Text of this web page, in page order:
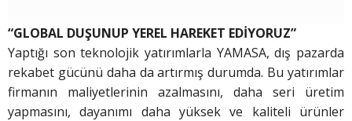
“GLOBAL DUŞUNUP YEREL HAREKET EDİYORUZ”
Yaptığı son teknolojik yatırımlarla YAMASA, dış pazarda
rekabet gücünü daha da artırmış durumda. Bu yatırımlar
firmanın maliyetlerinin azalmasını, daha seri üretim
yapmasını, dayanımı daha yüksek ve kaliteli ürünler